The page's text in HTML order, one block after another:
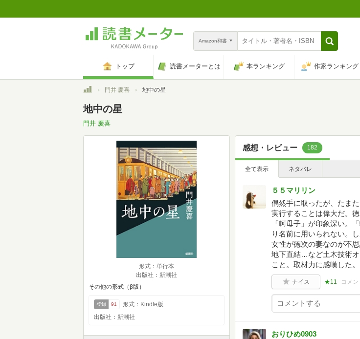
Amazon和書
トップ 読書メーターとは 本ランキング 作家ランキング
トップ門井 慶喜 地中の星
地中の星
門井 慶喜
形式：単行本
出版社：新潮社
その他の形式（β版）
登録 91
形式：Kindle版
出版社：新潮社
感想・レビュー 182
全て表示 ネタバレ
５５マリリン
偶然手に取ったが、たま
実行することは偉大だ。
「軻母子」が印象深い。
り名前に用いられない。
女性が徳次の妻なのが不
地下直結…など土木技術
こと。取材力に感嘆した。
ナイス ★11 コメン
おりひめ0903